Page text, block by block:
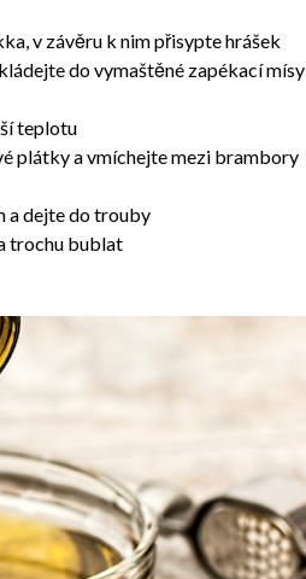
v závěru k nim přisypte hrášek
do vymaštěné zapékací mísy
teplotu
plátky a vmíchejte mezi brambory
a dejte do trouby
trochu bublat